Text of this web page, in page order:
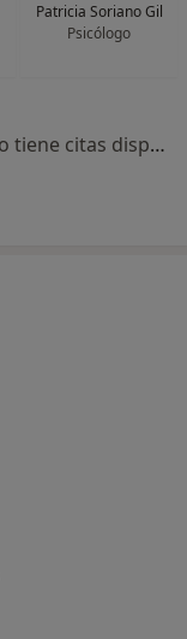
Patricia Soriano Gil
Psicólogo
Ningún profesional de este centro tiene citas disponibles